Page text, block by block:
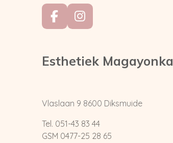
F
a
e
b
k
I
n
t
a
a
Esthetiek Magayonka
Vlaslaan 9 8600 Diksmuide
Tel. 051-43 83 44
GSM 0477-25 28 65